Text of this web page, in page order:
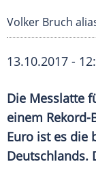
Volker Bruch
13.10.2017 -
Die Messlatte
einem
Euro ist es die
Deutschlands.